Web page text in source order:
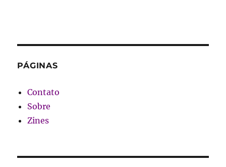
PÁGINAS
Contato
Sobre
Zines